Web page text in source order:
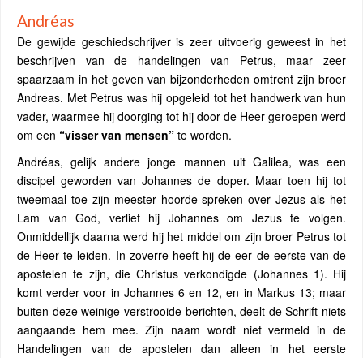
Andréas
De gewijde geschiedschrijver is zeer uitvoerig geweest in het
beschrijven van de handelingen van Petrus, maar zeer
spaarzaam in het geven van bijzonderheden omtrent zijn broer
Andreas. Met Petrus was hij opgeleid tot het handwerk van hun
vader, waarmee hij doorging tot hij door de Heer geroepen werd
om een “visser van mensen” te worden.
Andréas, gelijk andere jonge mannen uit Galilea, was een
discipel geworden van Johannes de doper. Maar toen hij tot
tweemaal toe zijn meester hoorde spreken over Jezus als het
Lam van God, verliet hij Johannes om Jezus te volgen.
Onmiddellijk daarna werd hij het middel om zijn broer Petrus tot
de Heer te leiden. In zoverre heeft hij de eer de eerste van de
apostelen te zijn, die Christus verkondigde (Johannes 1). Hij
komt verder voor in Johannes 6 en 12, en in Markus 13; maar
buiten deze weinige verstrooide berichten, deelt de Schrift niets
aangaande hem mee. Zijn naam wordt niet vermeld in de
Handelingen van de apostelen dan alleen in het eerste